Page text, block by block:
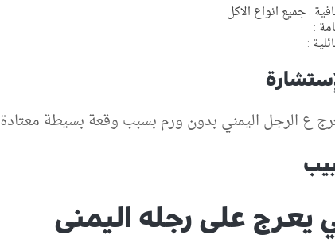
: جميع انواع الاكل
:
:
ع الرجل اليمني بدون ورم بسبب وقعة بسيطة معتادة
يعرج على رجله اليمنى